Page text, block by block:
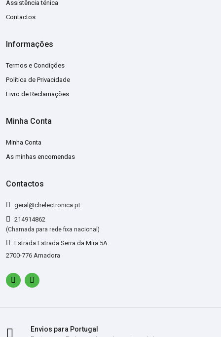
Assistência ténica
Contactos
Informações
Termos e Condições
Política de Privacidade
Livro de Reclamações
Minha Conta
Minha Conta
As minhas encomendas
Contactos
geral@clrelectronica.pt
214914862
(Chamada para rede fixa nacional)
Estrada Estrada Serra da Mira 5A
2700-776 Amadora
Envios para Portugal